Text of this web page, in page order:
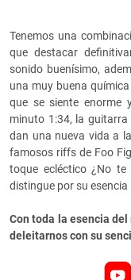
Tenemos una
que destacar
sonido buenísimo,
una muy buena
que se siente enorme
minuto 1:34, la
dan una nueva vida a
famosos riffs de Foo
toque ecléctico ¿No
distingue por su esencia
Con toda la esencia
deleitarnos con su